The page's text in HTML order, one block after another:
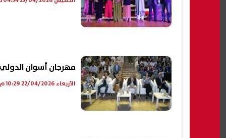
مهرجان أسوان الدولي
الأربعاء 22/04/2026 10:29 م